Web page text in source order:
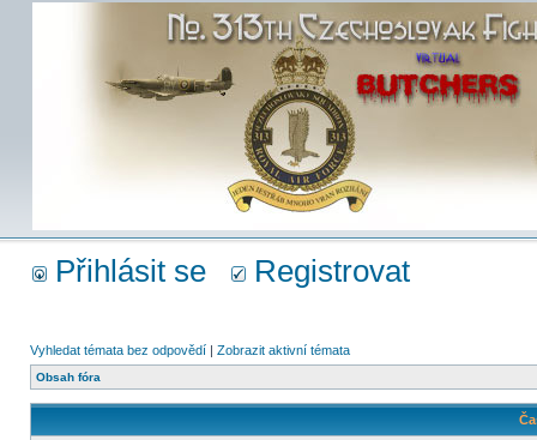
Přihlásit se Registrovat
Vyhledat témata bez odpovědí | Zobrazit aktivní témata
Obsah fóra